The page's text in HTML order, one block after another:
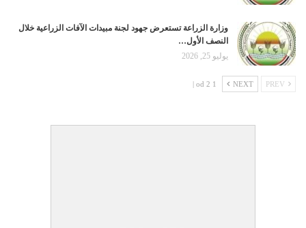
وزارة الزراعة تستعرض جهود لجنة مبيدات الآفات الزراعية خلال
النصف الأول…
يوليو 25, 2026
NEXT
1 od 2 |